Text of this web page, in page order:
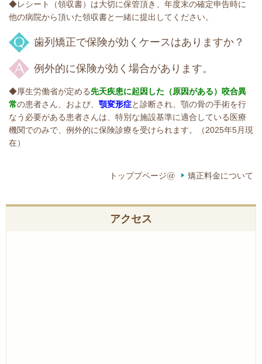
◆レシート（領収書）は大切に保管頂き、年度末の確定申告時に
他の病院から頂いた領収書と一緒に提出してください。
歯列矯正で保険が効くケースはありますか？
例外的に保険が効く場合があります。
◆厚生労働省が定める先天疾患に起因した（原因がある）咬合異
常の患者さん、および、 顎変形症と診断され、顎の骨の手術を行
なう必要がある患者さんは、特別な施設基準に適合している医療
機関でのみで、例外的に保険診療を受けられます。（2025年5月現
在）
トッププページ@ 矯正料金について
アクセス